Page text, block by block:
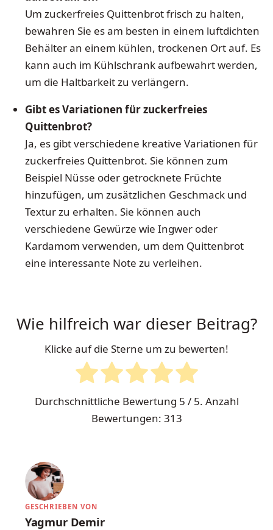
Um zuckerfreies Quittenbrot frisch zu halten,
bewahren Sie es am besten in einem luftdichten
Behälter an einem kühlen, trockenen Ort auf. Es
kann auch im Kühlschrank aufbewahrt werden,
um die Haltbarkeit zu verlängern.
Gibt es Variationen für zuckerfreies
Quittenbrot?
Ja, es gibt verschiedene kreative Variationen für
zuckerfreies Quittenbrot. Sie können zum
Beispiel Nüsse oder getrocknete Früchte
hinzufügen, um zusätzlichen Geschmack und
Textur zu erhalten. Sie können auch
verschiedene Gewürze wie Ingwer oder
Kardamom verwenden, um dem Quittenbrot
eine interessante Note zu verleihen.
Wie hilfreich war dieser Beitrag?
Klicke auf die Sterne um zu bewerten!
Durchschnittliche Bewertung 5 / 5. Anzahl
Bewertungen: 313
GESCHRIEBEN VON
Yagmur Demir